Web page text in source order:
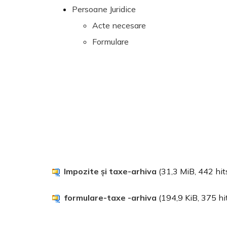
Persoane Juridice
Acte necesare
Formulare
Impozite și taxe-arhiva (31,3 MiB, 442
formulare-taxe -arhiva (194,9 KiB, 375